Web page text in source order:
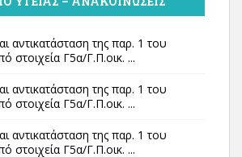
αντικατάσταση της παρ. 1 του
στοιχεία Γ5α/Γ.Π.οικ. ...
αντικατάσταση της παρ. 1 του
στοιχεία Γ5α/Γ.Π.οικ. ...
αντικατάσταση της παρ. 1 του
στοιχεία Γ5α/Γ.Π.οικ. ...